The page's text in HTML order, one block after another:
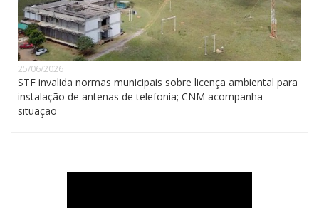
25/06/2026
STF invalida normas municipais sobre licença ambiental para
instalação de antenas de telefonia; CNM acompanha
situação